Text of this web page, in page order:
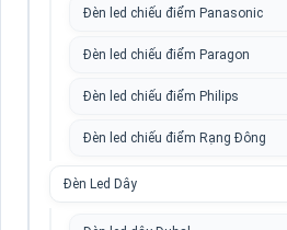
Đèn led chiếu điểm Panasonic
Đèn led chiếu điểm Paragon
Đèn led chiếu điểm Philips
Đèn led chiếu điểm Rạng Đông
Đèn Led Dây